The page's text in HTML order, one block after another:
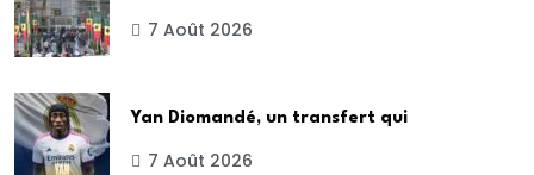
7 Août 2026
Yan Diomandé, un transfert qui
7 Août 2026